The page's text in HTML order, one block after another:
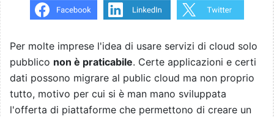
Per molte imprese l'idea di usare servizi di cloud solo
pubblico non è praticabile. Certe applicazioni e certi
dati possono migrare al public cloud ma non proprio
tutto, motivo per cui si è man mano sviluppata
l'offerta di piattaforme che permettono di creare un